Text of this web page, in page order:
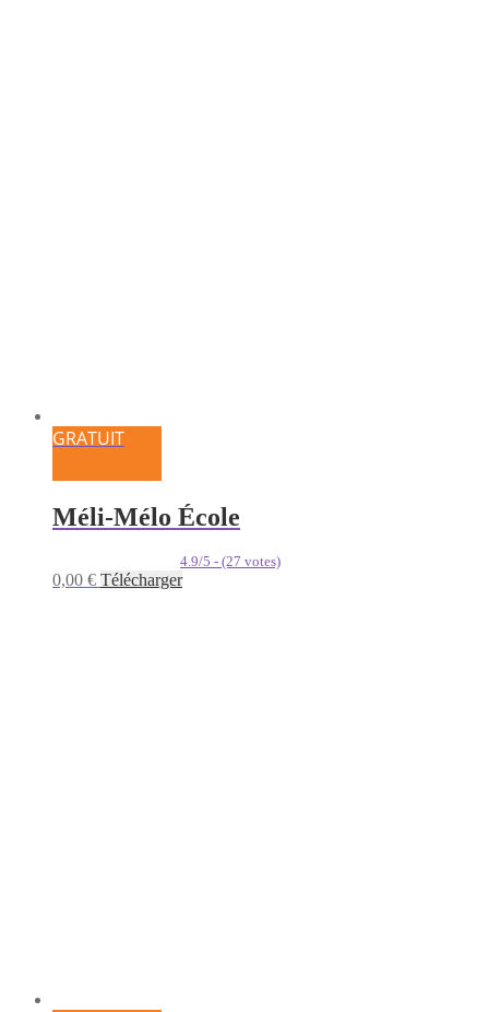
GRATUIT
Méli-Mélo École
4.9/5 - (27 votes)
0,00 € Télécharger